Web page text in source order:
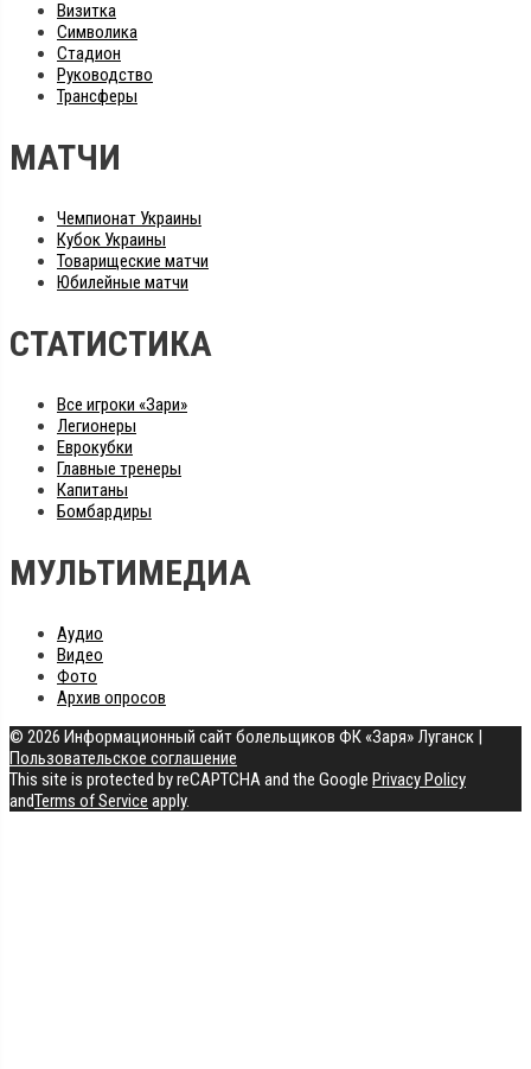
Визитка
Символика
Стадион
Руководство
Трансферы
МАТЧИ
Чемпионат Украины
Кубок Украины
Товарищеские матчи
Юбилейные матчи
СТАТИСТИКА
Все игроки «Зари»
Легионеры
Еврокубки
Главные тренеры
Капитаны
Бомбардиры
МУЛЬТИМЕДИА
Аудио
Видео
Фото
Архив опросов
© 2026 Информационный сайт болельщиков ФК «Заря» Луганск |
Пользовательское соглашение
This site is protected by reCAPTCHA and the Google Privacy Policy
andTerms of Service apply.